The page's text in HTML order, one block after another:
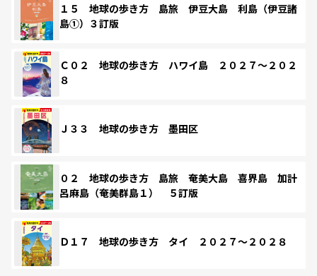
１５ 地球の歩き方 島旅 伊豆大島 利島（伊豆諸
島①）３訂版
Ｃ０２ 地球の歩き方 ハワイ島 ２０２７～２０２
８
Ｊ３３ 地球の歩き方 墨田区
０２ 地球の歩き方 島旅 奄美大島 喜界島 加計
呂麻島（奄美群島１） ５訂版
Ｄ１７ 地球の歩き方 タイ ２０２７～２０２８